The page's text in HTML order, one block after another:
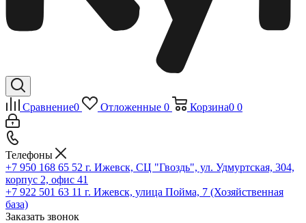
Сравнение0 Отложенные 0 Корзина0 0
Телефоны
+7 950 168 65 52 г. Ижевск, СЦ "Гвоздь", ул. Удмуртская, 304,
корпус 2, офис 41
+7 922 501 63 11 г. Ижевск, улица Пойма, 7 (Хозяйственная
база)
Заказать звонок